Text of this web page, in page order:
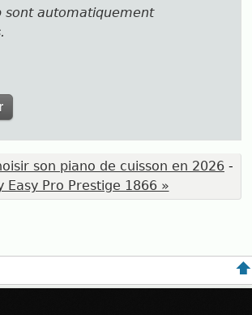
sont automatiquement
son piano de cuisson en 2026 -
Easy Pro Prestige 1866 »